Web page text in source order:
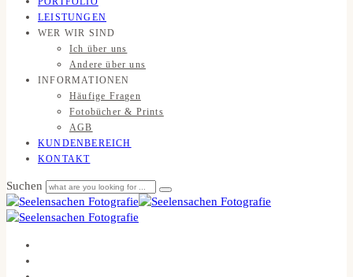
LEISTUNGEN
WER WIR SIND
Ich über uns
Andere über uns
INFORMATIONEN
Häufige Fragen
Fotobücher & Prints
AGB
KUNDENBEREICH
KONTAKT
Suchen